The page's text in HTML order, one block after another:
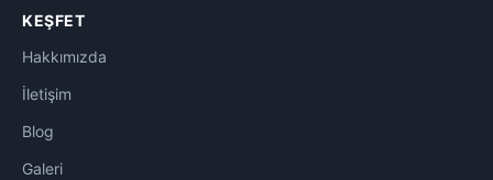
KEŞFET
Hakkımızda
İletişim
Blog
Galeri